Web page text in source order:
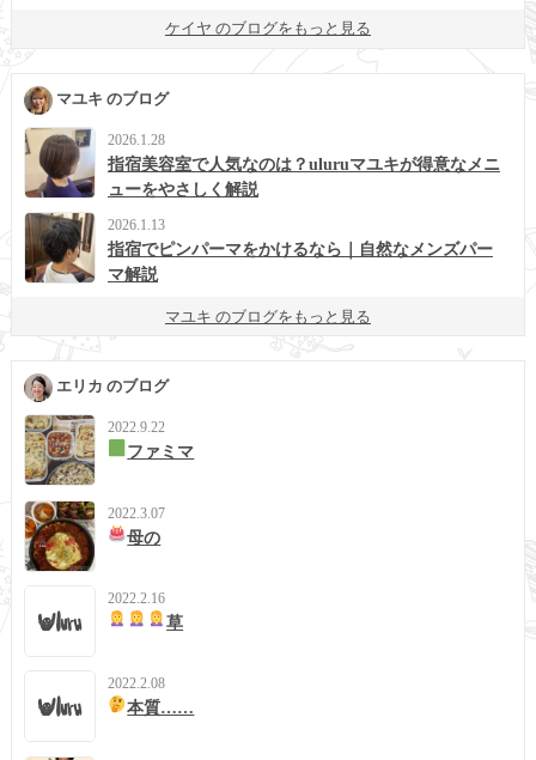
ケイヤ のブログをもっと見る
マユキ のブログ
2026.1.28
指宿美容室で人気なのは？uluruマユキが得意なメニ
ューをやさしく解説
2026.1.13
指宿でピンパーマをかけるなら｜自然なメンズパー
マ解説
マユキ のブログをもっと見る
エリカ のブログ
2022.9.22
ファミマ
2022.3.07
母の
2022.2.16
草
2022.2.08
本質……